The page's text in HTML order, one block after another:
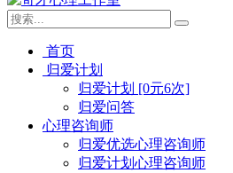
首页
归爱计划
归爱计划 [0元6次]
归爱问答
心理咨询师
归爱优选心理咨询师
归爱计划心理咨询师